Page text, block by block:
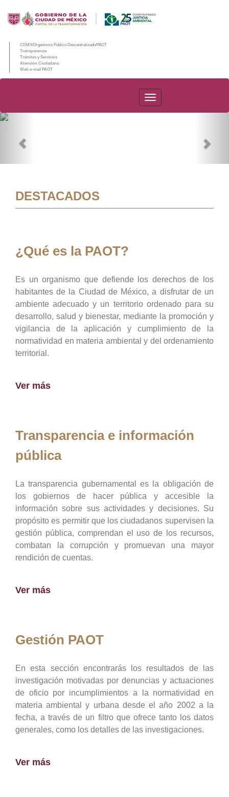
CDMX/Organismo Público Descentralizado/PAOT
Transparencia
Trámites y Servicios
Atención Ciudadana
Web e-mail PAOT
PAOT
DESTACADOS
¿Qué es la PAOT?
Es un organismo que defiende los derechos de los
habitantes de la Ciudad de México, a disfrutar de un
ambiente adecuado y un territorio ordenado para su
desarrollo, salud y bienestar, mediante la promoción y
vigilancia de la aplicación y cumplimiento de la
normatividad en materia ambiental y del ordenamiento
territorial.
Ver más
Transparencia e información
pública
La transparencia gubernamental es la obligación de
los gobiernos de hacer pública y accesible la
información sobre sus actividades y decisiones. Su
propósito es permitir que los ciudadanos supervisen la
gestión pública, comprendan el uso de los recursos,
combatan la corrupción y promuevan una mayor
rendición de cuentas.
Ver más
Gestión PAOT
En esta sección encontrarás los resultados de las
investigación motivadas por denuncias y actuaciones
de oficio por incumplimientos a la normatividad en
materia ambiental y urbana desde el año 2002 a la
fecha, a través de un filtro que ofrece tanto los datos
generales, como los detalles de las investigaciones.
Ver más